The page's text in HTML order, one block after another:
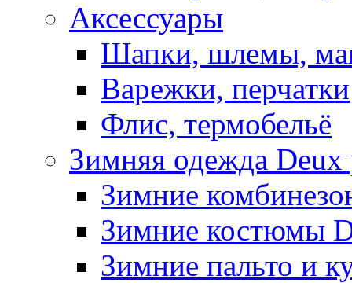
Аксессуары
Шапки, шлемы,
Варежки, перчатки
Флис, термобельё
Зимняя одежда Deux
Зимние
Зимние костюмы
Зимние пальто и